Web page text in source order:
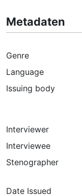
Metadaten
Genre
Language
Issuing body
Interviewer
Interviewee
Stenographer
Date Issued